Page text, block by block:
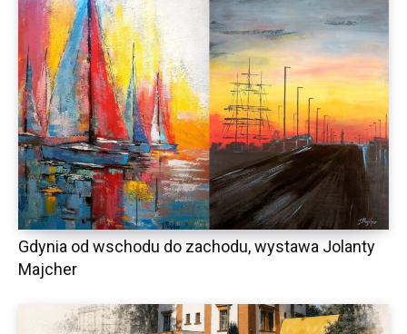
Gdynia od wschodu do zachodu, wystawa Jolanty
Majcher